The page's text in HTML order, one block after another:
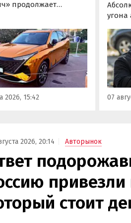
продолжает
растет. На днях
фестивале
на ВДНХ в
числе прочих
«Москвича» был
семиместный
М90.
2026, 15:42
угона
могут
всего
07
2026, 20:14 Авторынок
стоит